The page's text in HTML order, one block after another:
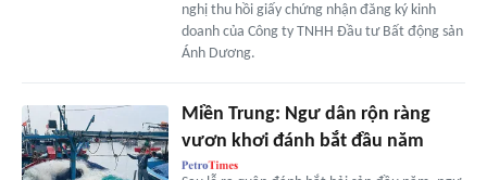
nghị thu hồi giấy chứng nhận đăng ký kinh
doanh của Công ty TNHH Đầu tư Bất động sản
Ánh Dương.
Miền Trung: Ngư dân rộn ràng
vươn khơi đánh bắt đầu năm